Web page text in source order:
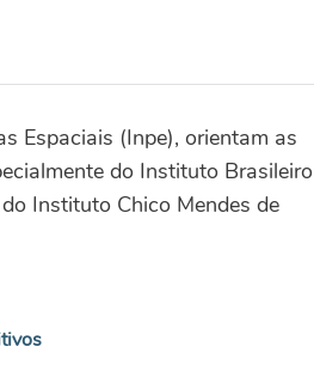
Espaciais (Inpe), orientam as
do Instituto Brasileiro
Instituto Chico Mendes de